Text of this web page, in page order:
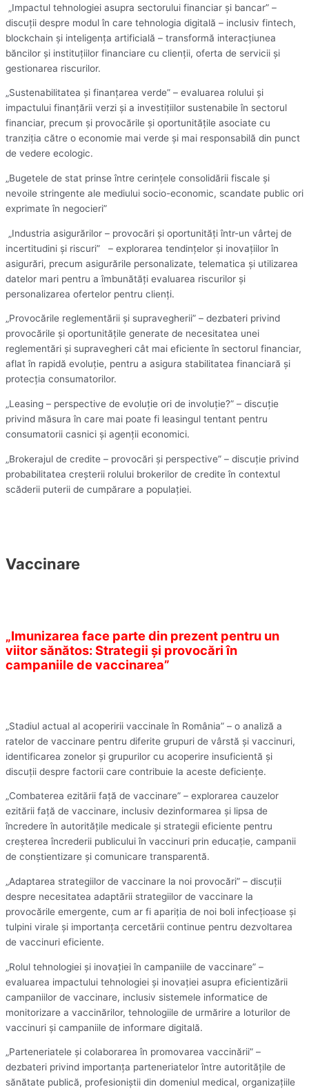
„Impactul tehnologiei asupra sectorului financiar și bancar” –
discuții despre modul în care tehnologia digitală – inclusiv fintech,
blockchain și inteligența artificială – transformă interacțiunea
băncilor și instituțiilor financiare cu clienții, oferta de servicii și
gestionarea riscurilor.
„Sustenabilitatea și finanțarea verde” – evaluarea rolului și
impactului finanțării verzi și a investițiilor sustenabile în sectorul
financiar, precum și provocările și oportunitățile asociate cu
tranziția către o economie mai verde și mai responsabilă din punct
de vedere ecologic.
„Bugetele de stat prinse între cerințele consolidării fiscale și
nevoile stringente ale mediului socio-economic, scandate public ori
exprimate în negocieri”
„Industria asigurărilor – provocări și oportunități într-un vârtej de
incertitudini și riscuri” – explorarea tendințelor și inovațiilor în
asigurări, precum asigurările personalizate, telematica și utilizarea
datelor mari pentru a îmbunătăți evaluarea riscurilor și
personalizarea ofertelor pentru clienți.
„Provocările reglementării și supravegherii” – dezbateri privind
provocările și oportunitățile generate de necesitatea unei
reglementări și supravegheri cât mai eficiente în sectorul financiar,
aflat în rapidă evoluție, pentru a asigura stabilitatea financiară și
protecția consumatorilor.
„Leasing – perspective de evoluție ori de involuție?” – discuție
privind măsura în care mai poate fi leasingul tentant pentru
consumatorii casnici și agenții economici.
„Brokerajul de credite – provocări și perspective” – discuție privind
probabilitatea creșterii rolului brokerilor de credite în contextul
scăderii puterii de cumpărare a populației.
Vaccinare
„Imunizarea face parte din prezent pentru un
viitor sănătos: Strategii și provocări în
campaniile de vaccinarea”
„Stadiul actual al acoperirii vaccinale în România” – o analiză a
ratelor de vaccinare pentru diferite grupuri de vârstă și vaccinuri,
identificarea zonelor și grupurilor cu acoperire insuficientă și
discuții despre factorii care contribuie la aceste deficiențe.
„Combaterea ezitării față de vaccinare” – explorarea cauzelor
ezitării față de vaccinare, inclusiv dezinformarea și lipsa de
încredere în autoritățile medicale și strategii eficiente pentru
creșterea încrederii publicului în vaccinuri prin educație, campanii
de conștientizare și comunicare transparentă.
„Adaptarea strategiilor de vaccinare la noi provocări” – discuții
despre necesitatea adaptării strategiilor de vaccinare la
provocările emergente, cum ar fi apariția de noi boli infecțioase și
tulpini virale și importanța cercetării continue pentru dezvoltarea
de vaccinuri eficiente.
„Rolul tehnologiei și inovației în campaniile de vaccinare” –
evaluarea impactului tehnologiei și inovației asupra eficientizării
campaniilor de vaccinare, inclusiv sistemele informatice de
monitorizare a vaccinărilor, tehnologiile de urmărire a loturilor de
vaccinuri și campaniile de informare digitală.
„Parteneriatele și colaborarea în promovarea vaccinării” –
dezbateri privind importanța parteneriatelor între autoritățile de
sănătate publică, profesioniștii din domeniul medical, organizațiile